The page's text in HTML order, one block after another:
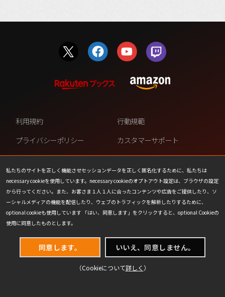
私たちのサイトを正しく機能させセッションデータを正しく匿名化するために、私たちは
necessary cookieを使用しています。necessary cookieのオプトアウト設定は、ブラウザの設定
から行ってください。また、お客さま１人１人に合ったコンテンツや広告をご提供したり、ソ
ーシャルメディアの機能を配信したり、ウェブのトラフィックを解析したりするために、
optional cookieも使用しています 「はい、同意します」をクリックすると、optional Cookieの
使用に同意したものとします。
同意します。 いいえ、同意しません。
（Cookieについて詳しく ）
利用規約
行動規範
プライバシーポリシー
カスタマーサポート
ファンコンテンツ・ポリシー
個人情報の販売や共有を許可し
ない
COOKIE
プレスリリース
会社情報
お問い合わせ